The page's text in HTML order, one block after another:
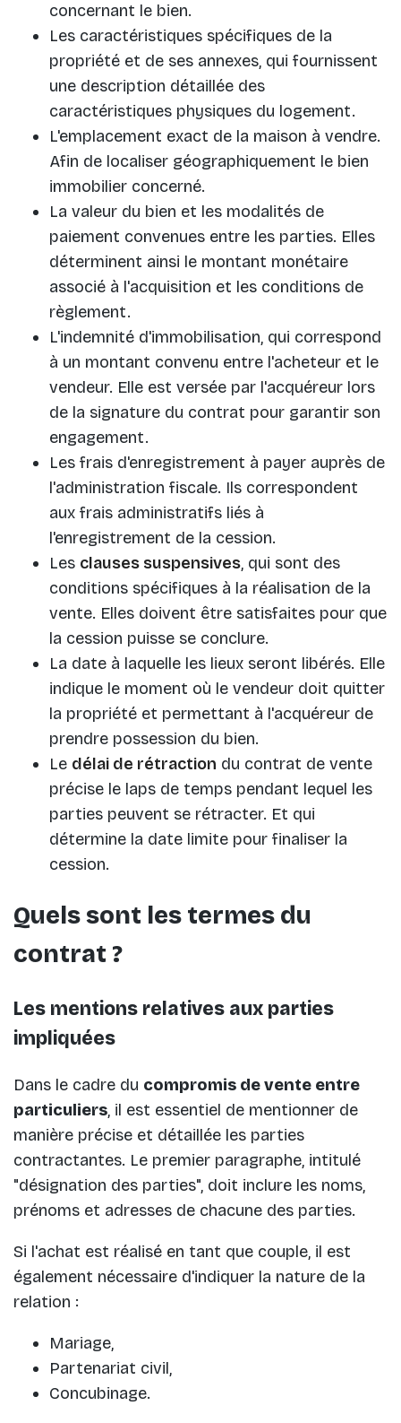
concernant le bien.
Les caractéristiques spécifiques de la
propriété et de ses annexes, qui fournissent
une description détaillée des
caractéristiques physiques du logement.
L'emplacement exact de la maison à vendre.
Afin de localiser géographiquement le bien
immobilier concerné.
La valeur du bien et les modalités de
paiement convenues entre les parties. Elles
déterminent ainsi le montant monétaire
associé à l'acquisition et les conditions de
règlement.
L'indemnité d'immobilisation, qui correspond
à un montant convenu entre l'acheteur et le
vendeur. Elle est versée par l'acquéreur lors
de la signature du contrat pour garantir son
engagement.
Les frais d'enregistrement à payer auprès de
l'administration fiscale. Ils correspondent
aux frais administratifs liés à
l'enregistrement de la cession.
Les clauses suspensives, qui sont des
conditions spécifiques à la réalisation de la
vente. Elles doivent être satisfaites pour que
la cession puisse se conclure.
La date à laquelle les lieux seront libérés. Elle
indique le moment où le vendeur doit quitter
la propriété et permettant à l'acquéreur de
prendre possession du bien.
Le délai de rétraction du contrat de vente
précise le laps de temps pendant lequel les
parties peuvent se rétracter. Et qui
détermine la date limite pour finaliser la
cession.
Quels sont les termes du
contrat ?
Les mentions relatives aux parties
impliquées
Dans le cadre du compromis de vente entre
particuliers, il est essentiel de mentionner de
manière précise et détaillée les parties
contractantes. Le premier paragraphe, intitulé
"désignation des parties", doit inclure les noms,
prénoms et adresses de chacune des parties.
Si l'achat est réalisé en tant que couple, il est
également nécessaire d'indiquer la nature de la
relation :
Mariage,
Partenariat civil,
Concubinage.